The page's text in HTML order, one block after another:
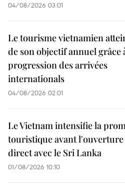
04/08/2026 03:01
Le tourisme vietnamien
de son objectif annuel grâce
progression des arrivées
internationals
04/08/2026 02:01
Le Vietnam intensifie la
touristique avant
direct avec le Sri Lanka
01/08/2026 10:10